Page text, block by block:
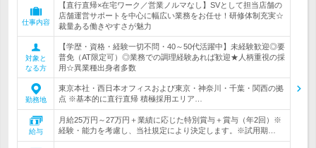
仕事内容
【直行直帰×在宅ワーク／営業ノルマなし】SVとして担当店舗の
店舗運営サポートを中心に幅広い業務をお任せ！研修体制充実☆
裁量ある働きやすさが魅力
対象と
なる方
【学歴・資格・経験一切不問・40～50代活躍中】未経験歓迎◎要
普免（AT限定可）◎業務での調理経験あれば歓迎★人柄重視の採
用☆異業種出身者多数
勤務地
東京本社・西日本オフィスおよび東京・神奈川・千葉・関西の拠
点 ※基本的に直行直帰 積極採用エリア…
給与
月給25万円～27万円＋業績に応じた特別賞与＋賞与（年2回）※
経験・能力を考慮し、当社規定により決定します。※試用期…